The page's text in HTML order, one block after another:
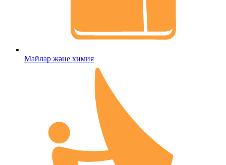
Майлар және химия